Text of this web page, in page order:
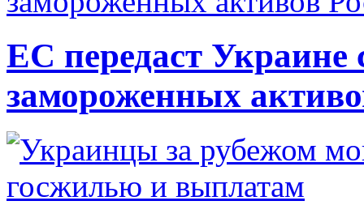
ЕС передаст Украине
замороженных